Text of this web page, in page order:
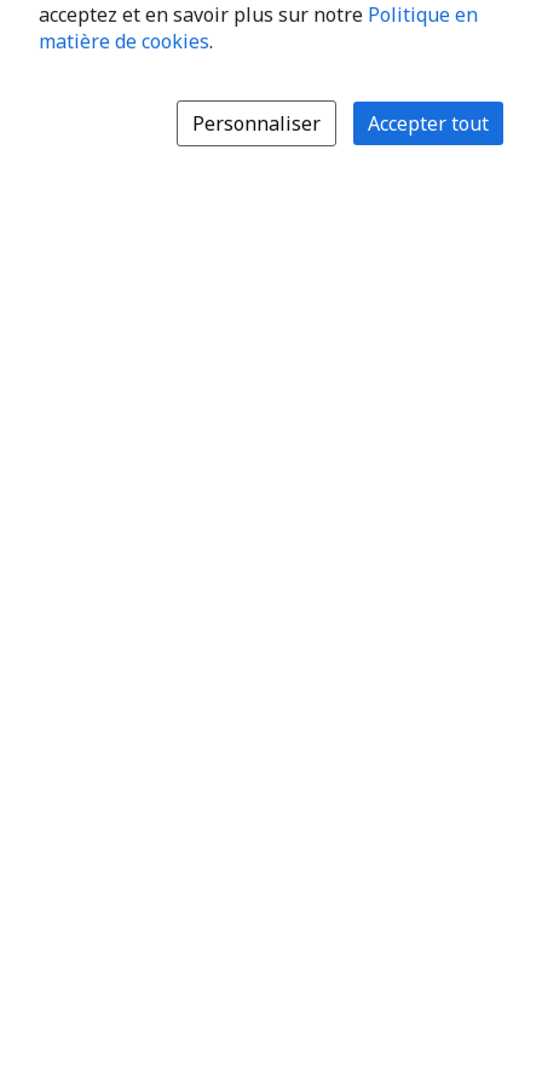
acceptez et en savoir plus sur notre Politique en
matière de cookies.
Personnaliser Accepter tout